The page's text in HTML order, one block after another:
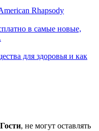
Rhapsody
в самые новые,
для здоровья и как
Гости, не могут оставлять